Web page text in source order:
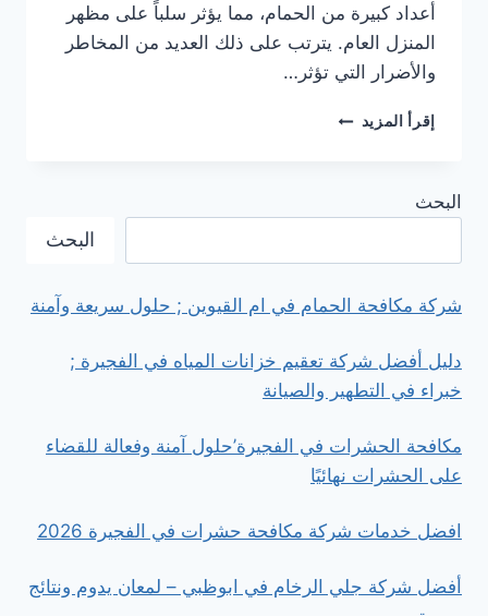
أعداد كبيرة من الحمام، مما يؤثر سلباً على مظهر
المنزل العام. يترتب على ذلك العديد من المخاطر
والأضرار التي تؤثر…
إقرأ المزيد أفضل
أحدث
مميز
البحث
البحث
شركة مكافحة الحمام في ام القيوين ; حلول سريعة وآمنة
دليل أفضل شركة تعقيم خزانات المياه في الفجيرة ;
خبراء في التطهير والصيانة
مكافحة الحشرات في الفجيرة’حلول آمنة وفعالة للقضاء
على الحشرات نهائيًا
افضل خدمات شركة مكافحة حشرات في الفجيرة 2026
أفضل شركة جلي الرخام في ابوظبي – لمعان يدوم ونتائج